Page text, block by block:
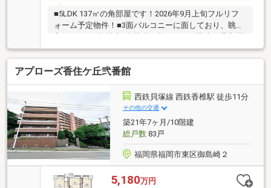
■5LDK 137㎡の角部屋です！2026年9月上旬フルリフ
ォーム予定物件！■3面バルコニーに面しており、眺望
あり詳細は担当まで）
アプローズ香住ケ丘弐番館
西鉄貝塚線 西鉄香椎駅 徒歩11分
その他の交通
築21年7ヶ月/10階建
総戸数83戸
福岡県福岡市東区御島崎２
5,180万円